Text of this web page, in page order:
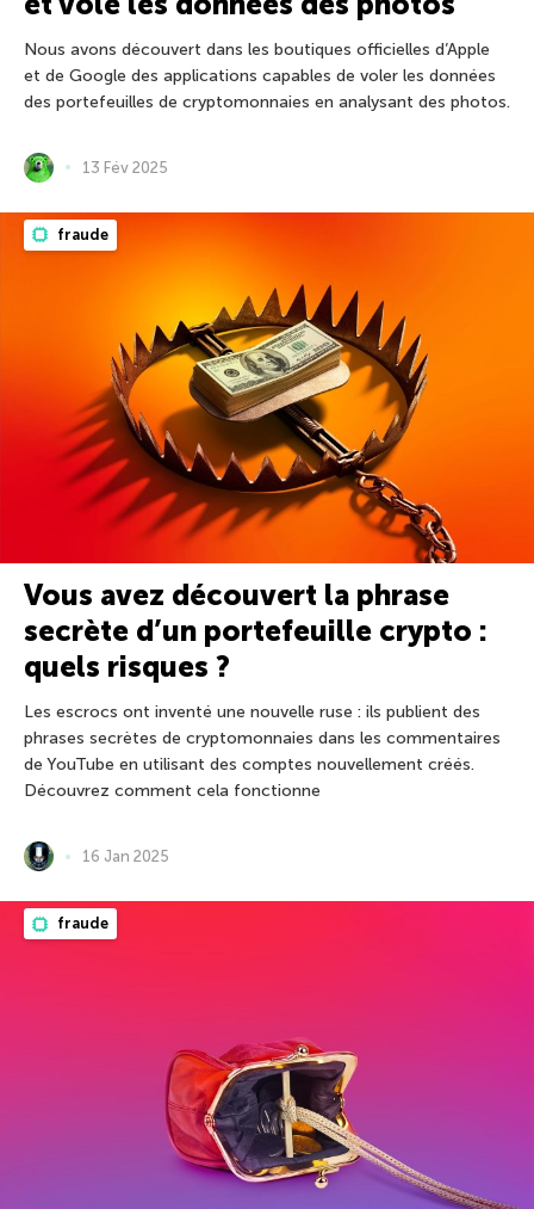
Nous avons découvert dans les boutiques officielles d’Apple
et de Google des applications capables de voler les données
des portefeuilles de cryptomonnaies en analysant des photos.
13 Fév 2025
fraude
Vous avez découvert la phrase
secrète d’un portefeuille crypto :
quels risques ?
Les escrocs ont inventé une nouvelle ruse : ils publient des
phrases secrètes de cryptomonnaies dans les commentaires
de YouTube en utilisant des comptes nouvellement créés.
Découvrez comment cela fonctionne
16 Jan 2025
fraude